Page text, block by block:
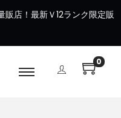
販店！最新Ｖ12ランク限定販
0